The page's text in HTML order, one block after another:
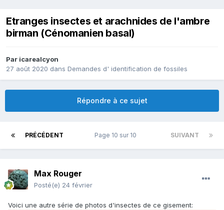
Etranges insectes et arachnides de l'ambre
birman (Cénomanien basal)
Par icarealcyon
27 août 2020 dans Demandes d' identification de fossiles
Répondre à ce sujet
PRÉCÉDENT SUIVANT
Page 10 sur 10
Max Rouger
Posté(e) 24 février
Voici une autre série de photos d'insectes de ce gisement: